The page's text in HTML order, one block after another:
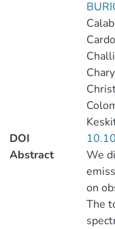
DOI
Abstract
We
on
The